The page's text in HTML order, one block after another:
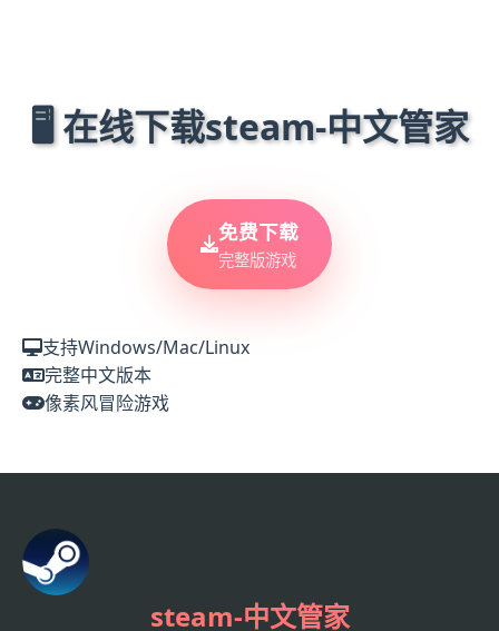
🖥️ 在线下载steam-中文管家
免费下载
完整版游戏
支持Windows/Mac/Linux
完整中文版本
像素风冒险游戏
steam-中文管家